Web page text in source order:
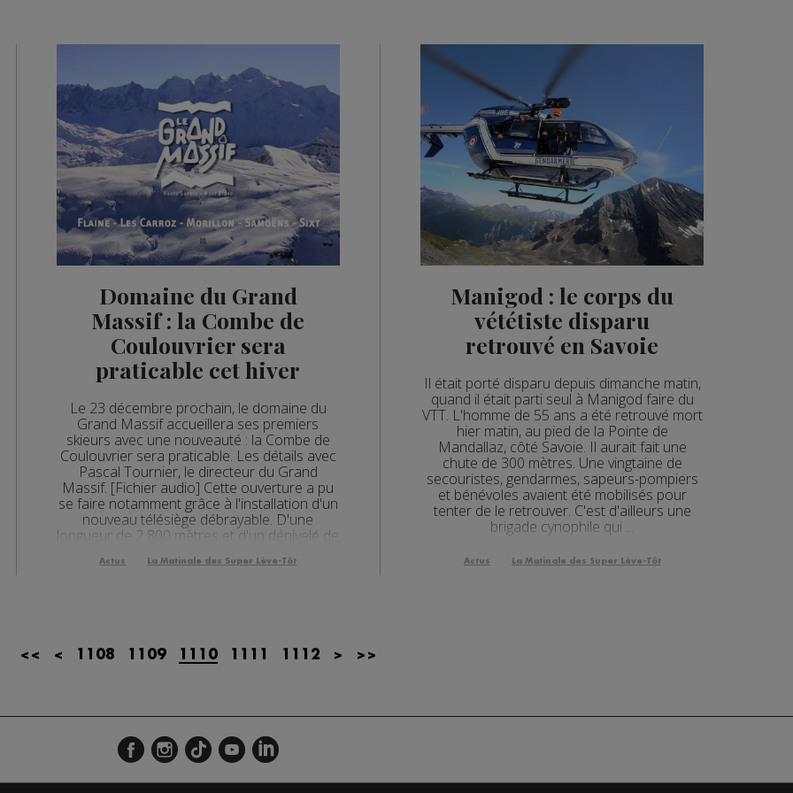
08h33
08h05 3'36"
07h33 2'34"
07h05 4'03"
2'02"
2'02"
09h34 2'49"
09h03 2'56"
08h32 2'06"
3'15"
07h32 2'00"
07h04 3'19"
2'03"
2'03"
09h06
Domaine du Grand
Massif : la Combe de
Coulouvrier sera
praticable cet hiver
Le 23 décembre prochain, le domaine du
Grand Massif accueillera ses premiers
skieurs avec une nouveauté : la Combe de
Coulouvrier sera praticable. Les détails avec
Pascal Tournier, le directeur du Grand
Massif. [Fichier audio] Cette ouverture a pu
se faire notamment grâce à l'installation d'un
nouveau télésiège débrayable. D'une
longueur de 2 800 mètres et d'un dénivelé de
Actus La Matinale des Super Lève-Tôt
Manigod : le corps du
vététiste disparu
retrouvé en Savoie
Il était porté disparu depuis dimanche matin,
quand il était parti seul à Manigod faire du
VTT. L'homme de 55 ans a été retrouvé mort
hier matin, au pied de la Pointe de
Mandallaz, côté Savoie. Il aurait fait une
chute de 300 mètres. Une vingtaine de
secouristes, gendarmes, sapeurs-pompiers
et bénévoles avaient été mobilisés pour
tenter de le retrouver. C'est d'ailleurs une
brigade cynophile qui ...
Actus La Matinale des Super Lève-Tôt
<< < 1108 1109 1110 1111 1112 > >>